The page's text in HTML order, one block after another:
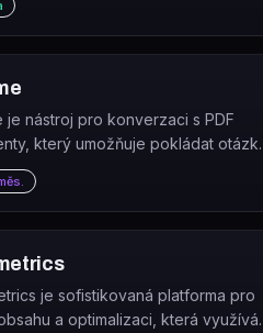
je nástroj pro konverzaci s PDF
který umožňuje pokládat
odpovědi s citacemi přímo z
souborů.
je sofistikovaná platforma pro
a optimalizaci, která využívá